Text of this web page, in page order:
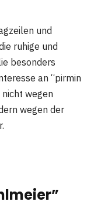
und
ruhige und
besonders
an “pirmin
wegen
wegen der